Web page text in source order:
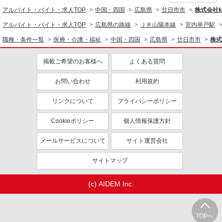
TOPへ
アルバイト・バイト・求人TOP 中国・四国 広島県 廿日市市 株式会社
アルバイト・バイト・求人TOP 広島県の路線 ＪＲ山陽本線 宮内串戸駅
職種・条件一覧 医療・介護・福祉 中国・四国 広島県 廿日市市 株
掲載ご希望のお客様へ よくある質問
お問い合わせ 利用規約
リンクについて プライバシーポリシー
Cookieポリシー 個人情報保護方針
メールサービスについて サイト運営会社
サイトマップ
(c) AIDEM Inc.